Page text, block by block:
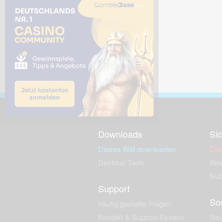
Downloads
Dieses Bild downloaden
Support